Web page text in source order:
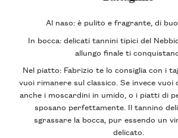
Al naso: è pulito e fragrante, di
In bocca: delicati tannini tipici del
allungo finale ti
Nel piatto: Fabrizio te lo consiglia con i
vuoi rimanere sul classico. Se invece vuoi
anche i moscardini in umido, o i piatti di
sposano perfettamente. Il tannino
sgrassare la bocca, pur essendo un
delicato.